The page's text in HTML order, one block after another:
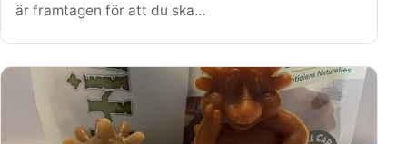
är framtagen för att du ska…